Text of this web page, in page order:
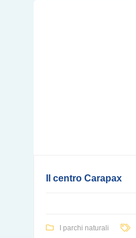
Il centro Carapax
I parchi naturali